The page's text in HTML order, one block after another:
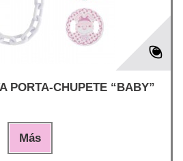
PORTA-CHUPETE “BABY”
Más